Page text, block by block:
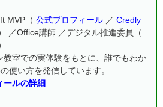
MVP（ 公式プロフィール ／ Credly
／Office講師 ／デジタル推進委員（
教室での実体験をもとに、誰でもわか
使い方を発信しています。
ールの詳細